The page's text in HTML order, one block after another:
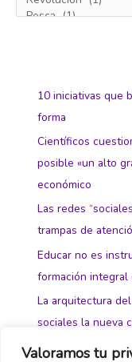
Valoramos tu
10 iniciativas que
forma
Científicos
posible «un alto
económico
Las redes
trampas de
Educar no es
formación integral
La arquitectura
sociales la nueva